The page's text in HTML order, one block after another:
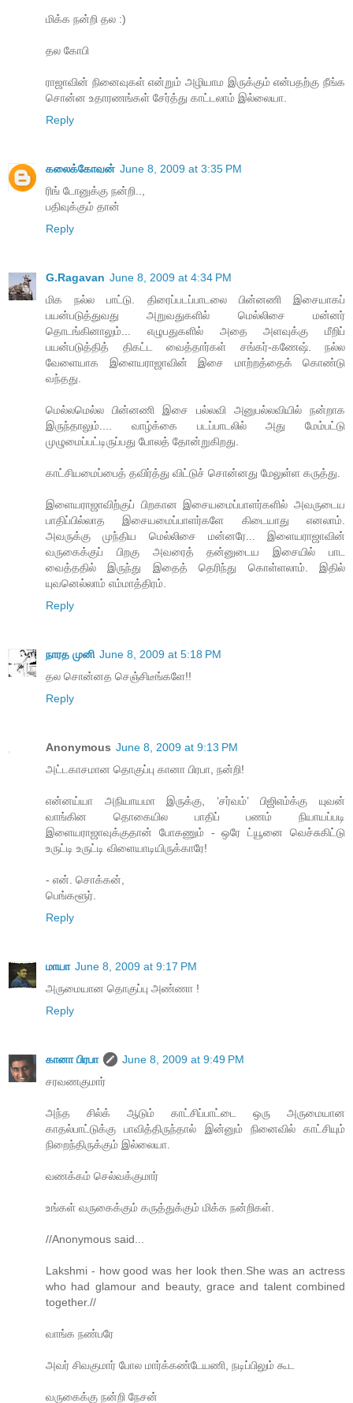
மிக்க நன்றி தல :)
தல கோபி
ராஜாவின் நினைவுகள் என்றும் அழியாம இருக்கும் என்பதற்கு நீங்க
சொன்ன உதாரணங்கள் சேர்த்து காட்டலாம் இல்லையா.
Reply
கலைக்கோவன் June 8, 2009 at 3:35 PM
ரிங் டோனுக்கு நன்றி..,
பதிவுக்கும் தான்
Reply
G.Ragavan June 8, 2009 at 4:34 PM
மிக நல்ல பாட்டு. திரைப்படப்பாடலை பின்னணி இசையாகப்
பயன்படுத்துவது அறுவதுகளில் மெல்லிசை மன்னர்
தொடங்கினாலும்... எழுபதுகளில் அதை அளவுக்கு மீறிப்
பயன்படுத்தித் திகட்ட வைத்தார்கள் சங்கர்-கணேஷ். நல்ல
வேளையாக இளையராஜாவின் இசை மாற்றத்தைக் கொண்டு
வந்தது.
மெல்லமெல்ல பின்னணி இசை பல்லவி அனுபல்லவியில் நன்றாக
இருந்தாலும்.... வாழ்க்கை படப்பாடலில் அது மேம்பட்டு
முழுமைப்பட்டிருப்பது போலத் தோன்றுகிறது.
காட்சியமைப்பைத் தவிர்த்து விட்டுச் சொன்னது மேலுள்ள கருத்து.
இளையராஜாவிற்குப் பிறகான இசையமைப்பாளர்களில் அவருடைய
பாதிப்பில்லாத இசையமைப்பாளர்களே கிடையாது எனலாம்.
அவருக்கு முந்திய மெல்லிசை மன்னரே... இளையராஜாவின்
வருகைக்குப் பிறகு அவரைத் தன்னுடைய இசையில் பாட
வைத்ததில் இருந்து இதைத் தெரிந்து கொள்ளலாம். இதில்
யுவனெல்லாம் எம்மாத்திரம்.
Reply
நாரத முனி June 8, 2009 at 5:18 PM
தல சொன்னத செஞ்சிடீங்களே!!
Reply
Anonymous June 8, 2009 at 9:13 PM
அட்டகாசமான தொகுப்பு கானா பிரபா, நன்றி!
என்னய்யா அநியாயமா இருக்கு, ‘சர்வம்’ பிஜிஎம்க்கு யுவன்
வாங்கின தொகையில பாதிப் பணம் நியாயப்படி
இளையராஜாவுக்குதான் போகணும் - ஒரே ட்யூனை வெச்சுகிட்டு
உருட்டி உருட்டி விளையாடியிருக்காரே!
- என். சொக்கன்,
பெங்களூர்.
Reply
மாயா June 8, 2009 at 9:17 PM
அருமையான தொகுப்பு அண்ணா !
Reply
கானா பிரபா
June 8, 2009 at 9:49 PM
சரவணகுமார்
அந்த சில்க் ஆடும் காட்சிப்பாட்டை ஒரு அருமையான
காதல்பாட்டுக்கு பாவித்திருந்தால் இன்னும் நினைவில் காட்சியும்
நிறைந்திருக்கும் இல்லையா.
வணக்கம் செல்வக்குமார்
உங்கள் வருகைக்கும் கருத்துக்கும் மிக்க நன்றிகள்.
//Anonymous said...
Lakshmi - how good was her look then.She was an actress
who had glamour and beauty, grace and talent combined
together.//
வாங்க நண்பரே
அவர் சிவகுமார் போல மார்க்கண்டேயணி, நடிப்பிலும் கூட
வருகைக்கு நன்றி நேசன்